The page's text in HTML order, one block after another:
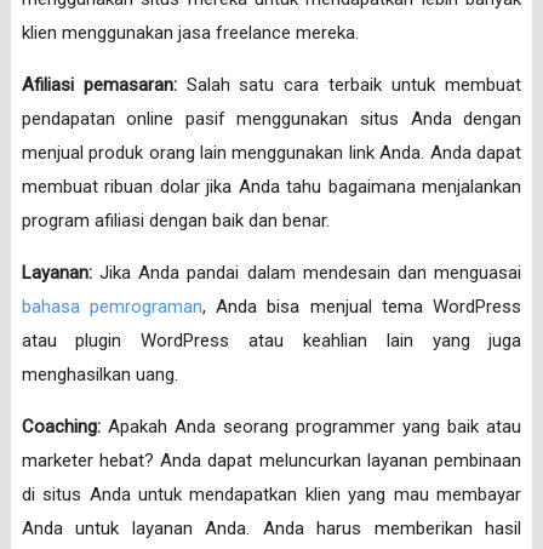
klien menggunakan jasa freelance mereka.
Afiliasi pemasaran:Salah satu cara terbaik untuk membuat
pendapatan online pasif menggunakan situs Anda dengan
menjual produk orang lain menggunakan link Anda. Anda dapat
membuat ribuan dolar jika Anda tahu bagaimana menjalankan
program afiliasi dengan baik dan benar.
Layanan:Jika Anda pandai dalam mendesain dan menguasai
bahasa pemrograman, Anda bisa menjual tema WordPress
atau plugin WordPress atau keahlian lain yang juga
menghasilkan uang.
Coaching:Apakah Anda seorang programmer yang baik atau
marketer hebat? Anda dapat meluncurkan layanan pembinaan
di situs Anda untuk mendapatkan klien yang mau membayar
Anda untuk layanan Anda. Anda harus memberikan hasil